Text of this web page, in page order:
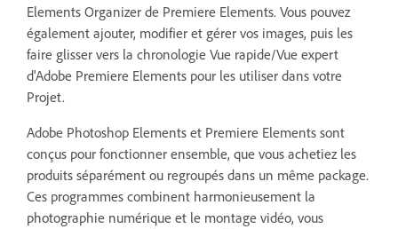
Elements Organizer de Premiere Elements. Vous pouvez
également ajouter, modifier et gérer vos images, puis les
faire glisser vers la chronologie Vue rapide/Vue expert
d'Adobe Premiere Elements pour les utiliser dans votre
Projet.
Adobe Photoshop Elements et Premiere Elements sont
conçus pour fonctionner ensemble, que vous achetiez les
produits séparément ou regroupés dans un même package.
Ces programmes combinent harmonieusement la
photographie numérique et le montage vidéo, vous